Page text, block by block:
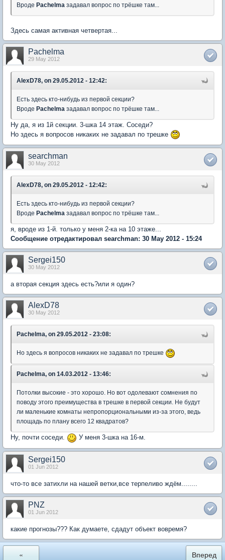
Вроде Pachelma задавал вопрос по трёшке там...
Здесь самая активная четвертая...
Pachelma
29 May 2012
AlexD78, on 29.05.2012 - 12:42:
Есть здесь кто-нибудь из первой секции?
Вроде Pachelma задавал вопрос по трёшке там...
Ну да, я из 1й секции. 3-шка 14 этаж. Соседи?
Но здесь я вопросов никаких не задавал по трешке
searchman
30 May 2012
AlexD78, on 29.05.2012 - 12:42:
Есть здесь кто-нибудь из первой секции?
Вроде Pachelma задавал вопрос по трёшке там...
я, вроде из 1-й. только у меня 2-ка на 10 этаже...
Сообщение отредактировал searchman: 30 May 2012 - 15:24
Sergei150
30 May 2012
а вторая секция здесь есть?или я один?
AlexD78
30 May 2012
Pachelma, on 29.05.2012 - 23:08:
Но здесь я вопросов никаких не задавал по трешке
Pachelma, on 14.03.2012 - 13:46:
Потолки высокие - это хорошо. Но вот одолевают сомнения по
поводу этого преимущества в трешке в первой секции. Не будут
ли маленькие комнаты непропорциональными из-за этого, ведь
площадь по плану всего 12 квадратов?
Ну, почти соседи. У меня 3-шка на 16-м.
Sergei150
01 Jun 2012
что-то все затихли на нашей ветки,все терпеливо ждём........
PNZ
01 Jun 2012
какие прогнозы??? Как думаете, сдадут объект вовремя?
«
Вперед